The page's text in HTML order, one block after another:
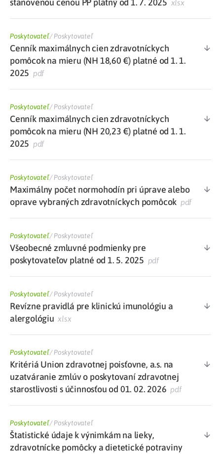
stanovenou cenou PP platný od 1. 7. 2025 xlsx
Poskytovateľ/Poskytovateľ
Cenník maximálnych cien zdravotníckych
pomôcok na mieru (NH 18,60 €) platné od 1. 1.
2025 pdf
Poskytovateľ/Poskytovateľ
Cenník maximálnych cien zdravotníckych
pomôcok na mieru (NH 20,23 €) platné od 1. 1.
2025 pdf
Poskytovateľ/Poskytovateľ
Maximálny počet normohodín pri úprave alebo
oprave vybraných zdravotníckych pomôcok pdf
Poskytovateľ/Poskytovateľ
Všeobecné zmluvné podmienky pre
poskytovateľov platné od 1. 5. 2025 pdf
Poskytovateľ/Poskytovateľ
Revízne pravidlá pre klinickú imunológiu a
alergológiu xlsx
Poskytovateľ/Poskytovateľ
Kritériá Union zdravotnej poisťovne, a.s. na
uzatváranie zmlúv o poskytovaní zdravotnej
starostlivosti s účinnosťou od 01. 02. 2026 pdf
Poskytovateľ/Poskytovateľ
Štatistické údaje k výnimkám na lieky,
zdravotnícke pomôcky a dietetické potraviny